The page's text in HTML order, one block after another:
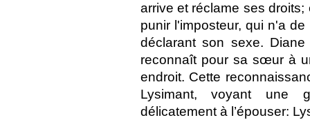
arrive et réclame ses
punir l'imposteur, qui n'a
déclarant son sexe.
reconnaît pour sa sœur à
endroit. Cette
Lysimant, voyant une
délicatement à l’épouser: